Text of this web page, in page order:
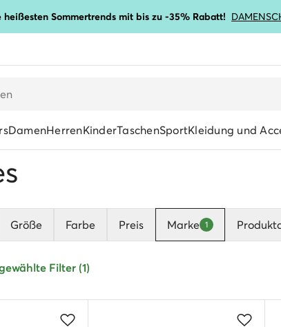
Sommertrends mit bis zu -35% Rabatt!
DamenHerrenKinderTaschenSportKleidung und
Größe Farbe Preis Marke 1
Filter (1)